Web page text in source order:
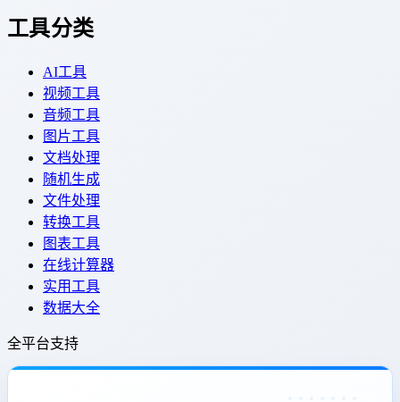
工具分类
AI工具
视频工具
音频工具
图片工具
文档处理
随机生成
文件处理
转换工具
图表工具
在线计算器
实用工具
数据大全
全平台支持